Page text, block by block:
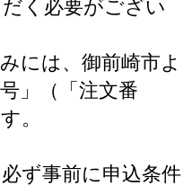
く必要がござい
には、御前崎市よ
」（「注文番
。
ず事前に申込条件